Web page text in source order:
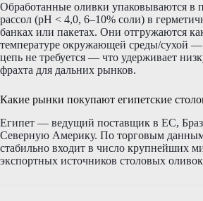
Обработанные оливки упаковываются в
рассол (pH < 4,0, 6–10% соли) в
банках или пакетах. Они отгружаются
температуре окружающей среды/сухой —
цепь не требуется — что удерживает
фрахта для дальних рынков.
Какие рынки покупают египетские
Египет — ведущий поставщик в ЕС,
Северную Америку. По торговым
стабильно входит в число крупнейших
экспортных источников столовых